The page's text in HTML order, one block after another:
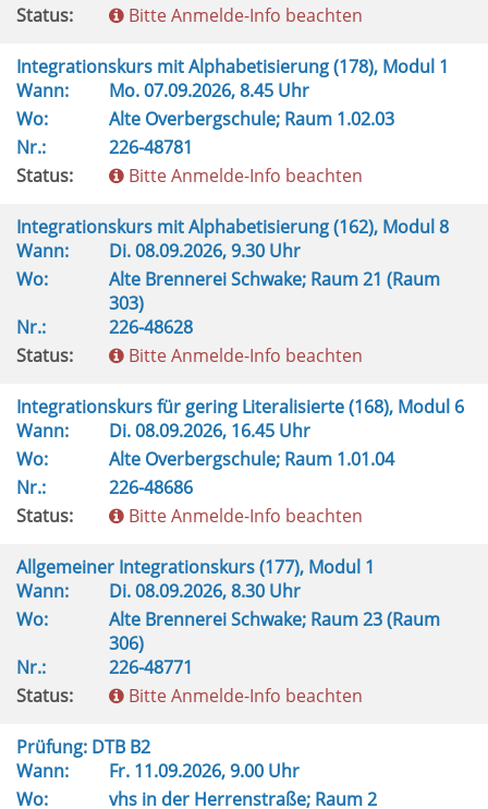
Status:
Bitte Anmelde-Info beachten
Integrationskurs mit Alphabetisierung (178), Modul 1
Wann:
Mo.07.09.2026, 8.45 Uhr
Wo:
Alte Overbergschule; Raum 1.02.03
Nr.:
226-48781
Status:
Bitte Anmelde-Info beachten
Integrationskurs mit Alphabetisierung (162), Modul 8
Wann:
Di.08.09.2026, 9.30 Uhr
Wo:
Alte Brennerei Schwake; Raum 21 (Raum
303)
Nr.:
226-48628
Status:
Bitte Anmelde-Info beachten
Integrationskurs für gering Literalisierte (168), Modul 6
Wann:
Di.08.09.2026, 16.45 Uhr
Wo:
Alte Overbergschule; Raum 1.01.04
Nr.:
226-48686
Status:
Bitte Anmelde-Info beachten
Allgemeiner Integrationskurs (177), Modul 1
Wann:
Di.08.09.2026, 8.30 Uhr
Wo:
Alte Brennerei Schwake; Raum 23 (Raum
306)
Nr.:
226-48771
Status:
Bitte Anmelde-Info beachten
Prüfung: DTB B2
Wann:
Fr. 11.09.2026, 9.00 Uhr
Wo:
vhs in der Herrenstraße; Raum 2